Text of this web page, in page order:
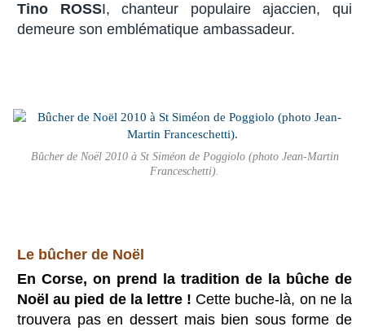
Tino ROSSI, chanteur populaire ajaccien, qui
demeure son emblématique ambassadeur.
Bûcher de Noël 2010 à St Siméon de Poggiolo (photo Jean-Martin
Franceschetti).
Le bûcher de Noël
En Corse, on prend la tradition de la bûche de
Noël au pied de la lettre ! Cette buche-là, on ne la
trouvera pas en dessert mais bien sous forme de